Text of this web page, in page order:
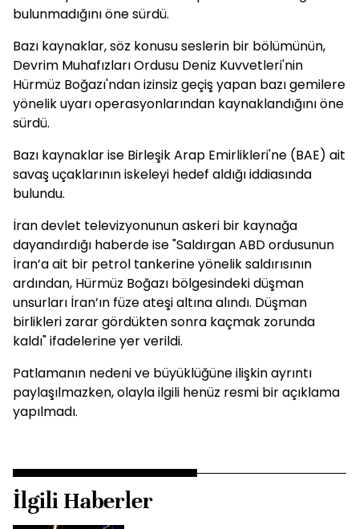
bulunmadığını öne sürdü.
Bazı kaynaklar, söz konusu seslerin bir bölümünün,
Devrim Muhafızları Ordusu Deniz Kuvvetleri'nin
Hürmüz Boğazı'ndan izinsiz geçiş yapan bazı gemilere
yönelik uyarı operasyonlarından kaynaklandığını öne
sürdü.
Bazı kaynaklar ise Birleşik Arap Emirlikleri'ne (BAE) ait
savaş uçaklarının iskeleyi hedef aldığı iddiasında
bulundu.
İran devlet televizyonunun askeri bir kaynağa
dayandırdığı haberde ise "Saldırgan ABD ordusunun
İran’a ait bir petrol tankerine yönelik saldırısının
ardından, Hürmüz Boğazı bölgesindeki düşman
unsurları İran’ın füze ateşi altına alındı. Düşman
birlikleri zarar gördükten sonra kaçmak zorunda
kaldı" ifadelerine yer verildi.
Patlamanın nedeni ve büyüklüğüne ilişkin ayrıntı
paylaşılmazken, olayla ilgili henüz resmi bir açıklama
yapılmadı.
İlgili Haberler